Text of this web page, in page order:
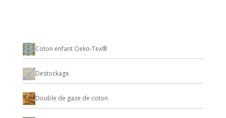
Coton enfant Oeko-Tex®
Destockage
Double de gaze de coton